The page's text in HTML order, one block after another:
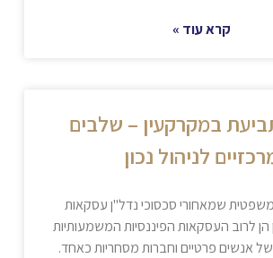
קרא עוד »
במקרקעין – שלבים
לניהול נכון
שמאחורי סכסוכי נדל"ן עסקאות
הן לרוב העסקאות הפיננסיות המשמעותיות
של אנשים פרטיים וחברות מסחריות כאחד.